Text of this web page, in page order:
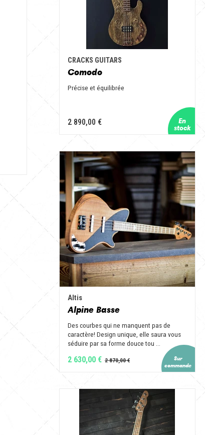
CRACKS GUITARS
Comodo
Précise et équilibrée
2 890,00 €
Altis
Alpine Basse
Des courbes qui ne manquent pas de
caractère! Design unique, elle saura vous
séduire par sa forme douce tou ...
2 630,00 €